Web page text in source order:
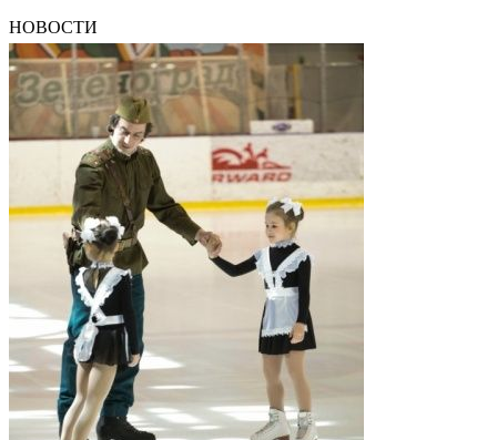
НОВОСТИ